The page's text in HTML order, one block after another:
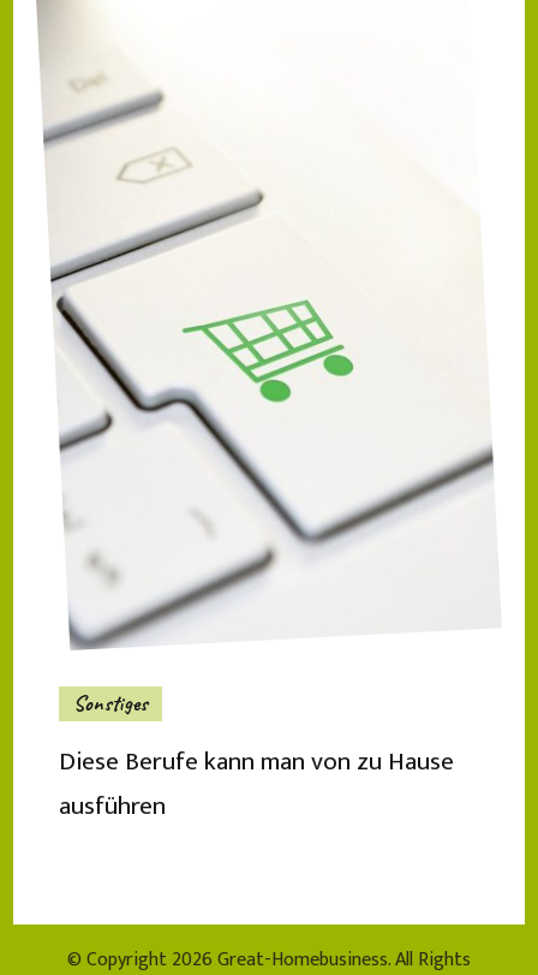
Sonstiges
Diese Berufe kann man von zu Hause
ausführen
© Copyright 2026Great-Homebusiness. All Rights